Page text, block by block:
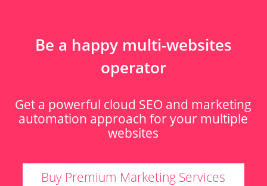
Be a happy multi-websites
operator
Get a powerful cloud SEO and marketing
automation approach for your multiple
websites
Buy Premium Marketing Services